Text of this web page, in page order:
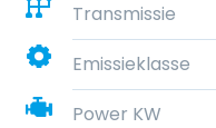
Transmissie
Emissieklasse
Power KW